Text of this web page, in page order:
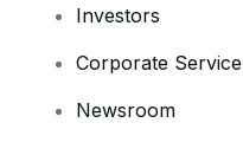
Investors
Corporate Service
Newsroom